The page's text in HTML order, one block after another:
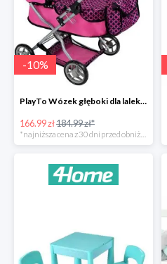
-10%
PlayTo Wózek głęboki dla lalek Viola -10%
166.99 zł184.99 zł*